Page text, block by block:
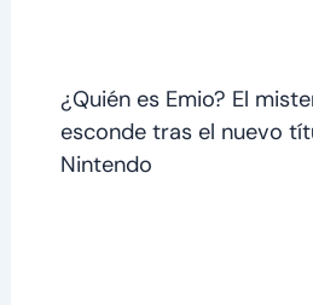
¿Quién es Emio? El
esconde tras el nuevo
Nintendo